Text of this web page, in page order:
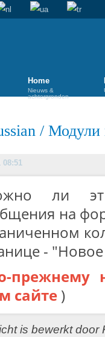
Home
Nieuws &
achtergronden
/ Модули
08:51
ли
на
-
прежнему
сайте )
is bewerkt door